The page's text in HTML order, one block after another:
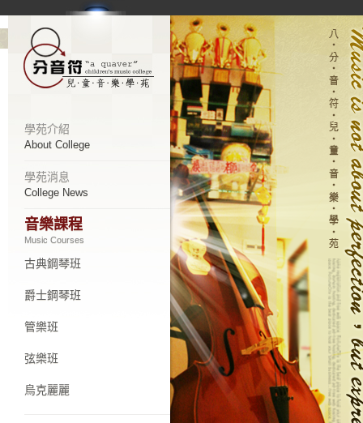
學苑介紹
About College
學苑消息
College News
音樂課程
Music Courses
古典鋼琴班
爵士鋼琴班
管樂班
弦樂班
烏克麗麗